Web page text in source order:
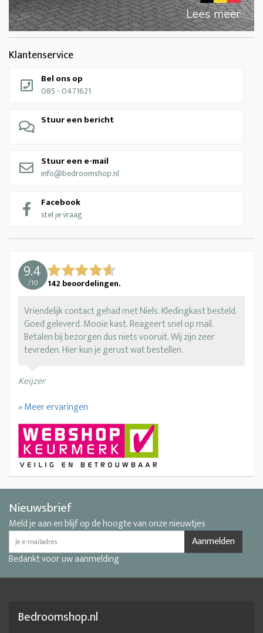
Klantenservice
Bel ons op
085 - 0471621
Stuur een bericht
Stuur een e-mail
info@bedroomshop.nl
Facebook
stel je vraag
9.4
/10 142 beoordelingen.
Vriendelijk contact gehad met Niels. Kledingkast besteld.
Goed geleverd. Mooie kast. Reageert snel op mail.
Betalen bij bezorgen dus niets vooruit. Wij zijn zeer
tevreden. Hier kun je gerust wat bestellen.
Keijzer
» Meer ervaringen
Nieuwsbrief
Meld je aan en blijf op de hoogte van onze nieuwtjes
Aanmelden
Bedankt voor uw aanmelding
Bedroomshop.nl